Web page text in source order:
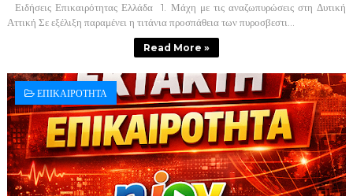
Ειδήσεις Επικαιρότητας Ελλάδα ​ 1. Μάχη με τις αναζωπυρώσεις στη Δυτική
Αττική ​Σε εξέλιξη παραμένει η τιτάνια προσπάθεια των πυροσβεστι...
Read More »
ΕΠΙΚΑΙΡΟΤΗΤΑ